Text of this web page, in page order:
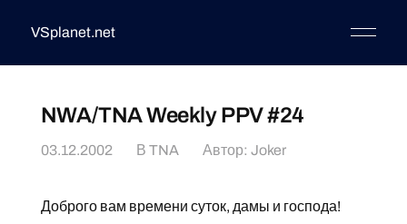
VSplanet.net
NWA/TNA Weekly PPV #24
03.12.2002 В TNA Автор: Joker
Доброго вам времени суток, дамы и господа!